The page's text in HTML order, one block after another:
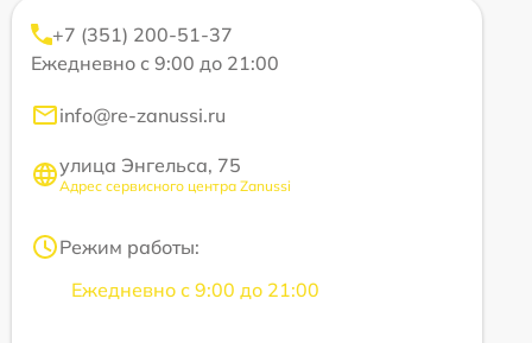
+7 (351) 200-51-37
Ежедневно с 9:00 до 21:00
info@re-zanussi.ru
улица Энгельса, 75
Адрес сервисного центра Zanussi
Режим работы:
Ежедневно с 9:00 до 21:00